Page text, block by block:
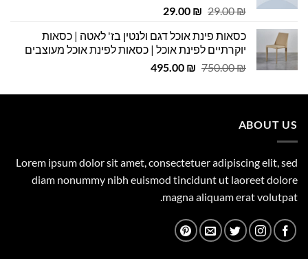
דורג4.75
29.00₪
המחיר
היה:
29.00 ₪.
29.00 ₪
המחיר
הוא:
29.00 ₪.
כסאות פינת אוכל דגם ולנטין בז' לאטה | כסאות
יוקרתיים לפינת אוכל | כסאות לפינת אוכל מעוצבים
750.00₪
המחיר
היה:
495.00 ₪
המחיר
הוא:
ABOUT US
Lorem ipsum dolor sit amet, consectetuer adipiscing elit, sed
diam nonummy nibh euismod tincidunt ut laoreet dolore
magna aliquam erat volutpat.